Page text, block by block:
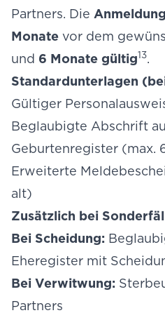
Partners. Die
Monate vor dem
und 6 Monate gültig13.
Standardunterlagen
Gültiger
Beglaubigte Abschrift
Geburtenregister (max.
Erweiterte
alt)
Zusätzlich bei
Bei Scheidung:
Eheregister mit
Bei Verwitwung:
Partners